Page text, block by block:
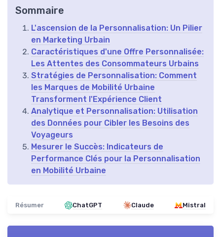
Sommaire
L'ascension de la Personnalisation: Un Pilier
en Marketing Urbain
Caractéristiques d'une Offre Personnalisée:
Les Attentes des Consommateurs Urbains
Stratégies de Personnalisation: Comment
les Marques de Mobilité Urbaine
Transforment l'Expérience Client
Analytique et Personnalisation: Utilisation
des Données pour Cibler les Besoins des
Voyageurs
Mesurer le Succès: Indicateurs de
Performance Clés pour la Personnalisation
en Mobilité Urbaine
Résumer ChatGPT Claude Mistral